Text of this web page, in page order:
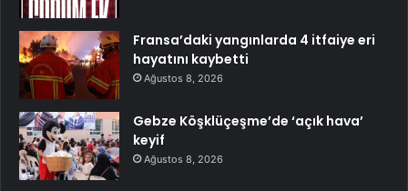
Fransa’daki yangınlarda 4 itfaiye eri
hayatını kaybetti
Ağustos 8, 2026
Gebze Köşklüçeşme’de ‘açık hava’
keyif
Ağustos 8, 2026